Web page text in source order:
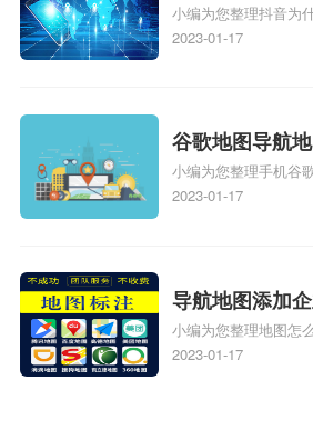
到了？抖音为
定位了？
小编为您整理抖音为
地图标注服务中心铺
服务中心位置、抖音
地图标注知识，详情
2023-01-17
谷歌地图导航
添加谷歌地图
小编为您整理手机谷
人位置、如何在地图
2023-01-17
导航地图添加
定位企业？
小编为您整理地图怎
地图标注服务中心铺
2023-01-17